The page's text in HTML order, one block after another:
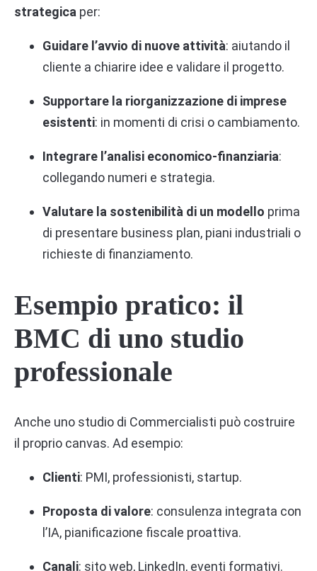
strategica per:
Guidare l’avvio di nuove attività: aiutando il
cliente a chiarire idee e validare il progetto.
Supportare la riorganizzazione di imprese
esistenti: in momenti di crisi o cambiamento.
Integrare l’analisi economico-finanziaria:
collegando numeri e strategia.
Valutare la sostenibilità di un modello prima
di presentare business plan, piani industriali o
richieste di finanziamento.
Esempio pratico: il
BMC di uno studio
professionale
Anche uno studio di Commercialisti può costruire
il proprio canvas. Ad esempio:
Clienti: PMI, professionisti, startup.
Proposta di valore: consulenza integrata con
l’IA, pianificazione fiscale proattiva.
Canali: sito web, LinkedIn, eventi formativi.